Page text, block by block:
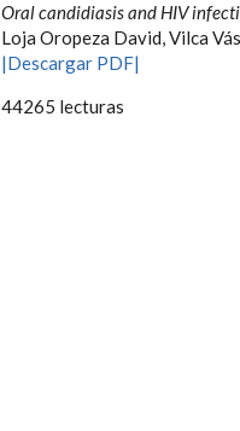
Oral candidiasis and HIV
Loja Oropeza David, Vilca
|Descargar PDF|
44265 lecturas